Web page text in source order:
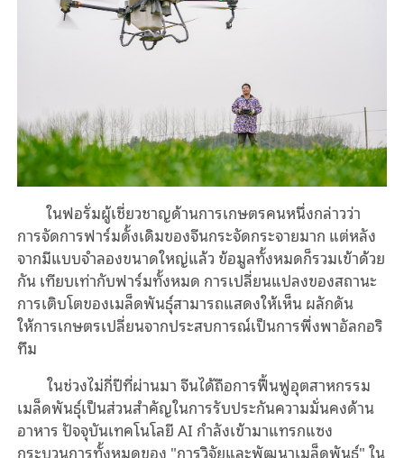
ในฟอรั่มผู้เชี่ยวชาญด้านการเกษตรคนหนึ่งกล่าวว่า
การจัดการฟาร์มดั้งเดิมของจีนกระจัดกระจายมาก แต่หลัง
จากมีแบบจําลองขนาดใหญ่แล้ว ข้อมูลทั้งหมดก็รวมเข้าด้วย
กัน เทียบเท่ากับฟาร์มทั้งหมด การเปลี่ยนแปลงของสถานะ
การเติบโตของเมล็ดพันธุ์สามารถแสดงให้เห็น ผลักดัน
ให้การเกษตรเปลี่ยนจากประสบการณ์เป็นการพึ่งพาอัลกอริ
ทึม
ในช่วงไม่กี่ปีที่ผ่านมา จีนได้ถือการฟื้นฟูอุตสาหกรรม
เมล็ดพันธุ์เป็นส่วนสําคัญในการรับประกันความมั่นคงด้าน
อาหาร ปัจจุบันเทคโนโลยี AI กําลังเข้ามาแทรกแซง
กระบวนการทั้งหมดของ "การวิจัยและพัฒนาเมล็ดพันธุ์" ใน